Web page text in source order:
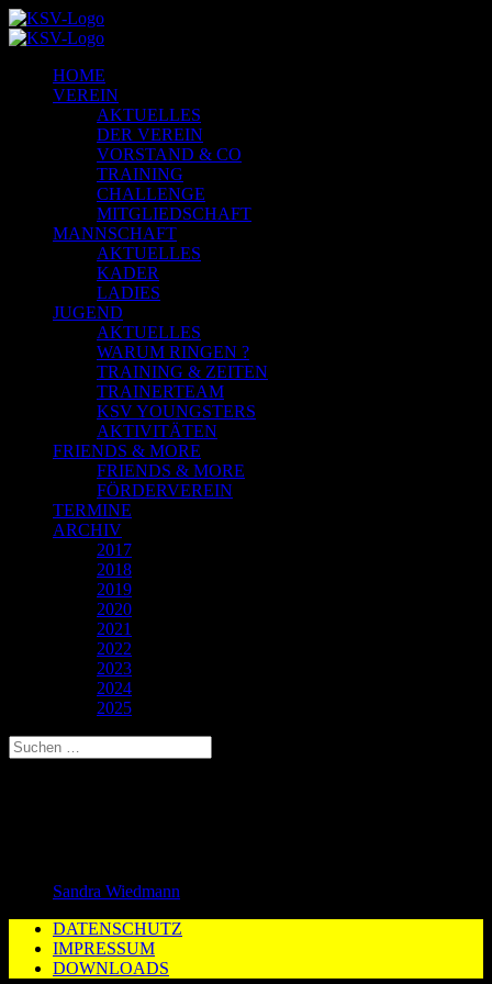
HOME
VEREIN
AKTUELLES
DER VEREIN
VORSTAND & CO
TRAINING
CHALLENGE
MITGLIEDSCHAFT
MANNSCHAFT
AKTUELLES
KADER
LADIES
JUGEND
AKTUELLES
WARUM RINGEN ?
TRAINING & ZEITEN
TRAINERTEAM
KSV YOUNGSTERS
AKTIVITÄTEN
FRIENDS & MORE
FRIENDS & MORE
FÖRDERVEREIN
TERMINE
ARCHIV
2017
2018
2019
2020
2021
2022
2023
2024
2025
Sandra Wiedmann
DATENSCHUTZ
IMPRESSUM
DOWNLOADS